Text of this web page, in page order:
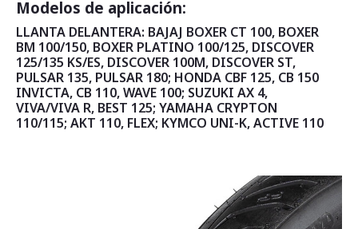
Modelos de aplicación:
LLANTA DELANTERA: BAJAJ BOXER CT 100, BOXER
BM 100/150, BOXER PLATINO 100/125, DISCOVER
125/135 KS/ES, DISCOVER 100M, DISCOVER ST,
PULSAR 135, PULSAR 180; HONDA CBF 125, CB 150
INVICTA, CB 110, WAVE 100; SUZUKI AX 4,
VIVA/VIVA R, BEST 125; YAMAHA CRYPTON
110/115; AKT 110, FLEX; KYMCO UNI-K, ACTIVE 110